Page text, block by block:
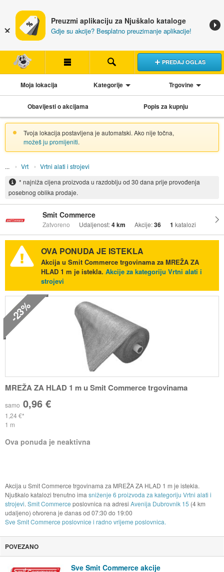
Preuzmi aplikaciju za Njuškalo kataloge
Gdje su akcije? Besplatno preuzimanje aplikacije!
PREDAJ OGLAS
Moja lokacija Kategorije Trgovine
Obavijesti o akcijama Popis za kupnju
Tvoja lokacija postavljena je automatski. Ako nije točna,
možeš ju promijeniti.
Vrt
Vrtni alati i strojevi
* najniža cijena proizvoda u razdoblju od 30 dana prije provođenja
posebnog oblika prodaje.
Smit Commerce
Zatvoreno Udaljenost:4 km Akcije:36 1 katalozi
OVA PONUDA JE ISTEKLA
Akcija u Smit Commerce trgovinama za MREŽA ZA
HLAD 1 m je istekla. Akcije za kategoriju Vrtni alati i
strojevi
-23%
MREŽA ZA HLAD 1 m u Smit Commerce trgovinama
samo 0,96 €
1,24 €
1 m
Ova ponuda je neaktivna
Akcija u Smit Commerce trgovinama za MREŽA ZA HLAD 1 m je istekla.
Njuškalo katalozi trenutno ima sniženje 6 proizvoda za kategoriju Vrtni alati i
strojevi. Smit Commerce poslovnica na adresi Avenija Dubrovnik 15 (4 km
udaljeno) otvorena je danas od 07:30 do 19:00
Sve Smit Commerce poslovnice i radno vrijeme poslovnica.
POVEZANO
Sve Smit Commerce akcije